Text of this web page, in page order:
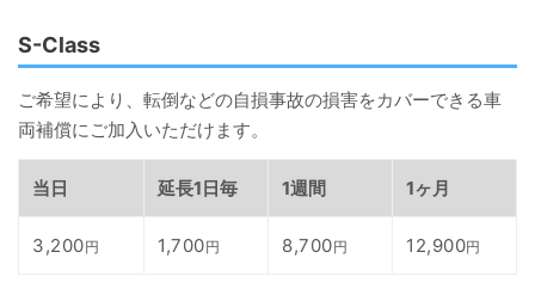
S-Class
ご希望により、転倒などの自損事故の損害をカバーできる車
両補償にご加入いただけます。
当日 延長1日毎 1週間 1ヶ月
3,200円 1,700円 8,700円 12,900円